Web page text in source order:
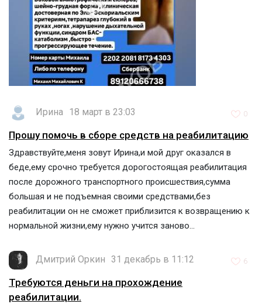
Ирина 18 март в 23:03 0
Прошу помочь в сборе средств на реабилитацию
Здравствуйте,меня зовут Ирина,и мой друг оказался в
беде,ему срочно требуется дорогостоящая реабилитация
после дорожного транспортного происшествия,сумма
большая и не подъемная своими средствами,без
реабилитации он не сможет приблизится к возвращению к
нормальной жизни,ему нужно учится заново...
Дмитрий Оркин 31 декабрь в 11:12 6
Требуются деньги на прохождение
реабилитации.